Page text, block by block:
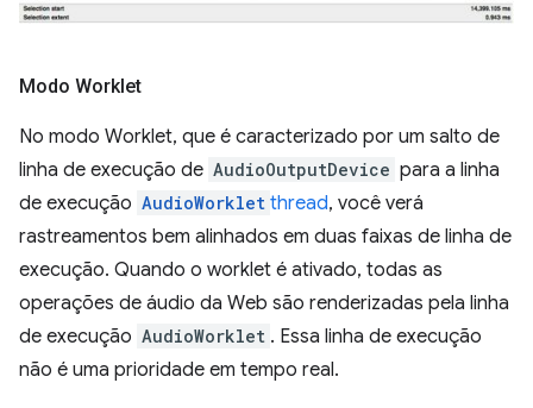
Modo Worklet
No modo Worklet, que é caracterizado por um salto de
linha de execução de AudioOutputDevice para a linha
de execução AudioWorklet thread, você verá
rastreamentos bem alinhados em duas faixas de linha de
execução. Quando o worklet é ativado, todas as
operações de áudio da Web são renderizadas pela linha
de execução AudioWorklet . Essa linha de execução
não é uma prioridade em tempo real.